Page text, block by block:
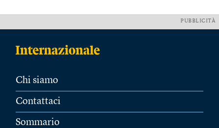
PUBBLICITÀ
Chi siamo
Contattaci
Sommario